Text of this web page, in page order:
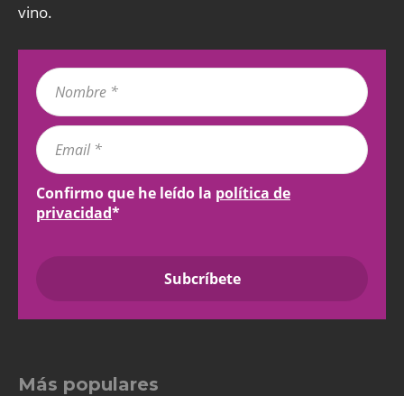
vino.
Confirmo que he leído la política de
privacidad*
Más populares